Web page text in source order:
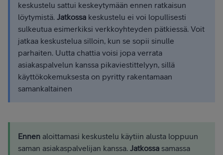
keskustelu sattui keskeytymään ennen ratkaisun
löytymistä. Jatkossa keskustelu ei voi lopullisesti
sulkeutua esimerkiksi verkkoyhteyden pätkiessä. Voit
jatkaa keskustelua silloin, kun se sopii sinulle
parhaiten. Uutta chattia voisi jopa verrata
asiakaspalvelun kanssa pikaviestittelyyn, sillä
käyttökokemuksesta on pyritty rakentamaan
samankaltainen
Ennen aloittamasi keskustelu käytiin alusta loppuun
saman asiakaspalvelijan kanssa. Jatkossa samassa